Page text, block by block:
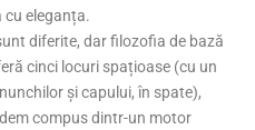
eleganța.
diferite, dar filozofia de bază
cinci locuri spațioase (cu un
și capului, în spate),
compus dintr-un motor